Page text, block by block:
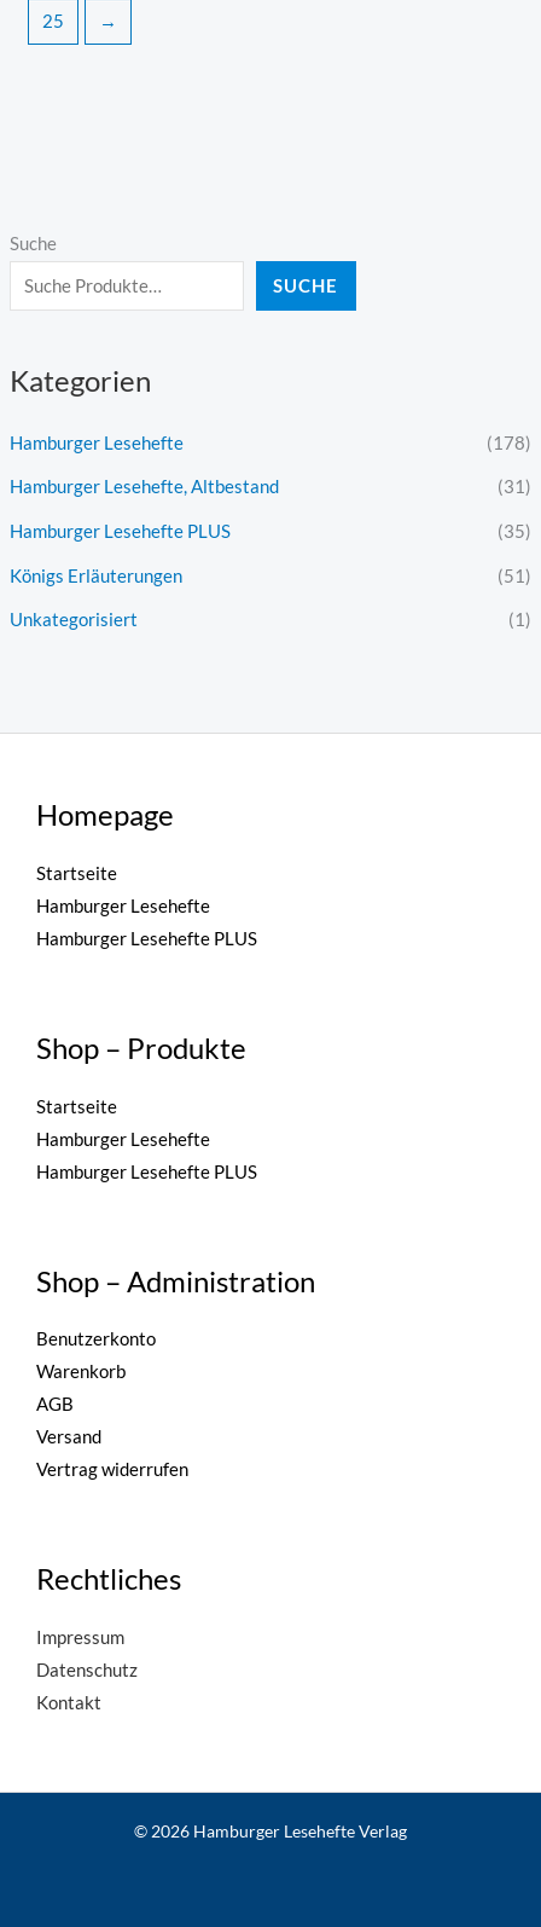
Suche
SUCHE
Kategorien
Hamburger Lesehefte (178)
Hamburger Lesehefte, Altbestand (31)
Hamburger Lesehefte PLUS (35)
Königs Erläuterungen (51)
Unkategorisiert (1)
25 →
Homepage
Startseite
Hamburger Lesehefte
Hamburger Lesehefte PLUS
Shop – Produkte
Startseite
Hamburger Lesehefte
Hamburger Lesehefte PLUS
Shop – Administration
Benutzerkonto
Warenkorb
AGB
Versand
Vertrag widerrufen
Rechtliches
Impressum
Datenschutz
Kontakt
© 2026 Hamburger Lesehefte Verlag